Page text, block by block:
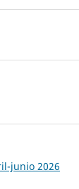
junio 2026